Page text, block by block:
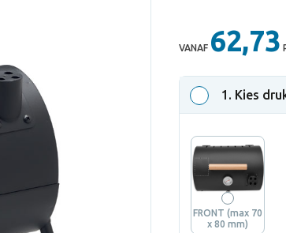
VANAF 62,73
1 . Kies
FRONT (max 70
x 80 mm)